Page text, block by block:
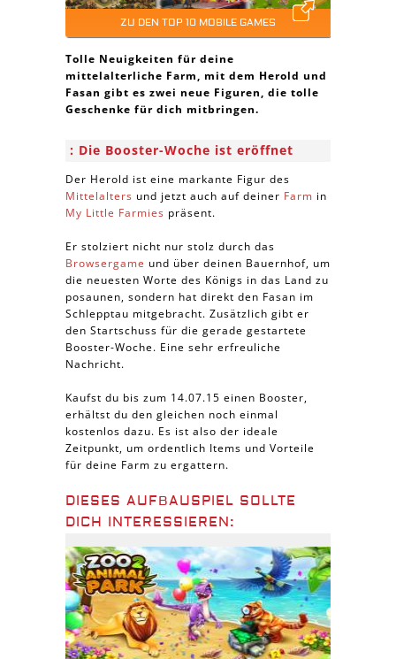
ZU DEN TOP 10 MOBILE GAMES
Tolle Neuigkeiten für deine
mittelalterliche Farm, mit dem Herold und
Fasan gibt es zwei neue Figuren, die tolle
Geschenke für dich mitbringen.
Die Booster-Woche ist eröffnet
Der Herold ist eine markante Figur des
Mittelalters und jetzt auch auf deiner Farm in
My Little Farmies präsent.
Er stolziert nicht nur stolz durch das
Browsergame und über deinen Bauernhof, um
die neuesten Worte des Königs in das Land zu
posaunen, sondern hat direkt den Fasan im
Schlepptau mitgebracht. Zusätzlich gibt er
den Startschuss für die gerade gestartete
Booster-Woche. Eine sehr erfreuliche
Nachricht.
Kaufst du bis zum 14.07.15 einen Booster,
erhältst du den gleichen noch einmal
kostenlos dazu. Es ist also der ideale
Zeitpunkt, um ordentlich Items und Vorteile
für deine Farm zu ergattern.
DIESES AUFBAUSPIEL SOLLTE
DICH INTERESSIEREN: